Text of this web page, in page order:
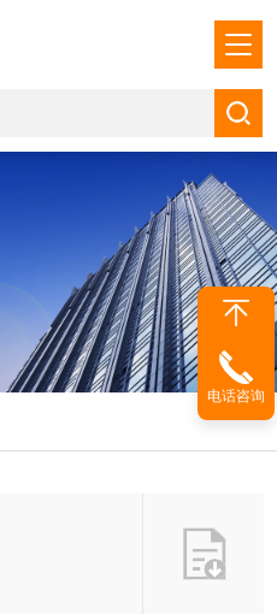
电话咨询